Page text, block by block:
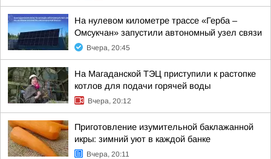
На нулевом километре трассе «Герба –
Омсукчан» запустили автономный узел связи
Вчера, 20:45
На Магаданской ТЭЦ приступили к растопке
котлов для подачи горячей воды
Вчера, 20:12
Приготовление изумительной баклажанной
икры: зимний уют в каждой банке
Вчера, 20:11